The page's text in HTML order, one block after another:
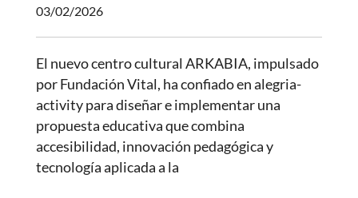
03/02/2026
El nuevo centro cultural ARKABIA, impulsado
por Fundación Vital, ha confiado en alegria-
activity para diseñar e implementar una
propuesta educativa que combina
accesibilidad, innovación pedagógica y
tecnología aplicada a la